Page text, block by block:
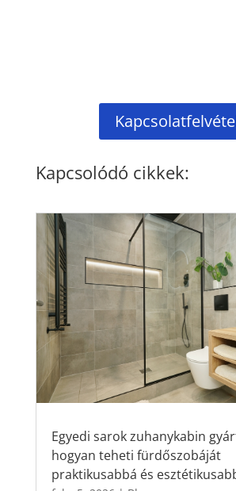
Kapcsolódó cikkek:
Egyedi sarok zuhanykabin
hogyan teheti fürdőszobáját
praktikusabbá és